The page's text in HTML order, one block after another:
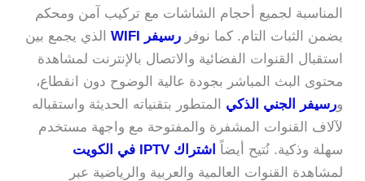
المناسبة لجميع أحجام الشاشات مع تركيب آمن ومحكم
يضمن الثبات التام. كما نوفر رسيفر WIFI
الذي يجمع بين
استقبال القنوات الفضائية والاتصال بالإنترنت لمشاهدة
محتوى البث المباشر بجودة عالية الوضوح دون انقطاع،
ورسيفر الجني الذكي المتطور بتقنياته الحديثة واستقباله
لآلاف القنوات المشفرة والمفتوحة مع واجهة مستخدم
سهلة وذكية. نُتيح أيضاً اشتراك IPTV في الكويت
لمشاهدة القنوات العالمية والعربية والرياضية عبر